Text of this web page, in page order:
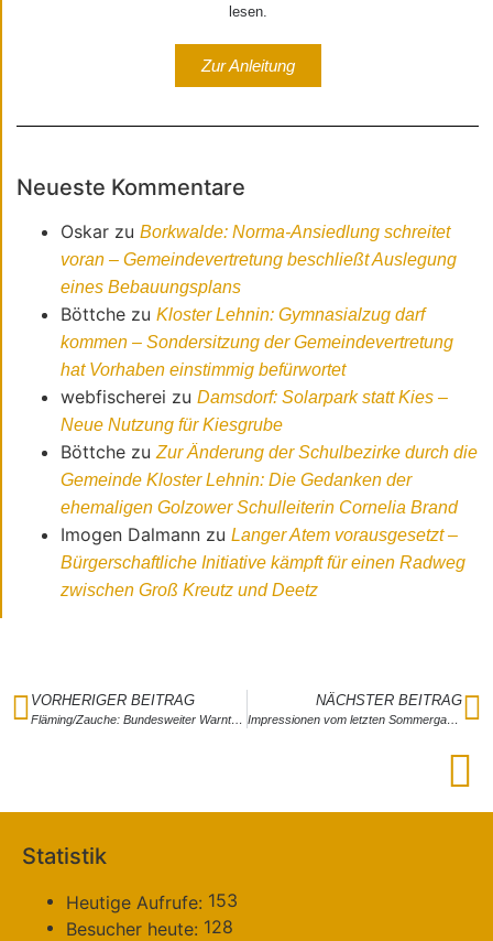
lesen.
Zur Anleitung
Neueste Kommentare
Oskar zuBorkwalde: Norma-Ansiedlung schreitet
voran – Gemeindevertretung beschließt Auslegung
eines Bebauungsplans
Böttche zuKloster Lehnin: Gymnasialzug darf
kommen – Sondersitzung der Gemeindevertretung
hat Vorhaben einstimmig befürwortet
webfischerei zuDamsdorf: Solarpark statt Kies –
Neue Nutzung für Kiesgrube
Böttche zuZur Änderung der Schulbezirke durch die
Gemeinde Kloster Lehnin: Die Gedanken der
ehemaligen Golzower Schulleiterin Cornelia Brand
Imogen Dalmann zuLanger Atem vorausgesetzt –
Bürgerschaftliche Initiative kämpft für einen Radweg
zwischen Groß Kreutz und Deetz
VORHERIGER BEITRAG
Fläming/Zauche: Bundesweiter Warntag am 12. September – Probealarm soll auch im Fläming und der Zauche Warnmittel wie Apps, Cell Broadcast, Informationstafeln oder Sirenen testen
NÄCHSTER BEITRAG
Impressionen vom letzten Sommergarten 2024 in Beelitz
Statistik
Heutige Aufrufe: 153
Besucher heute: 128